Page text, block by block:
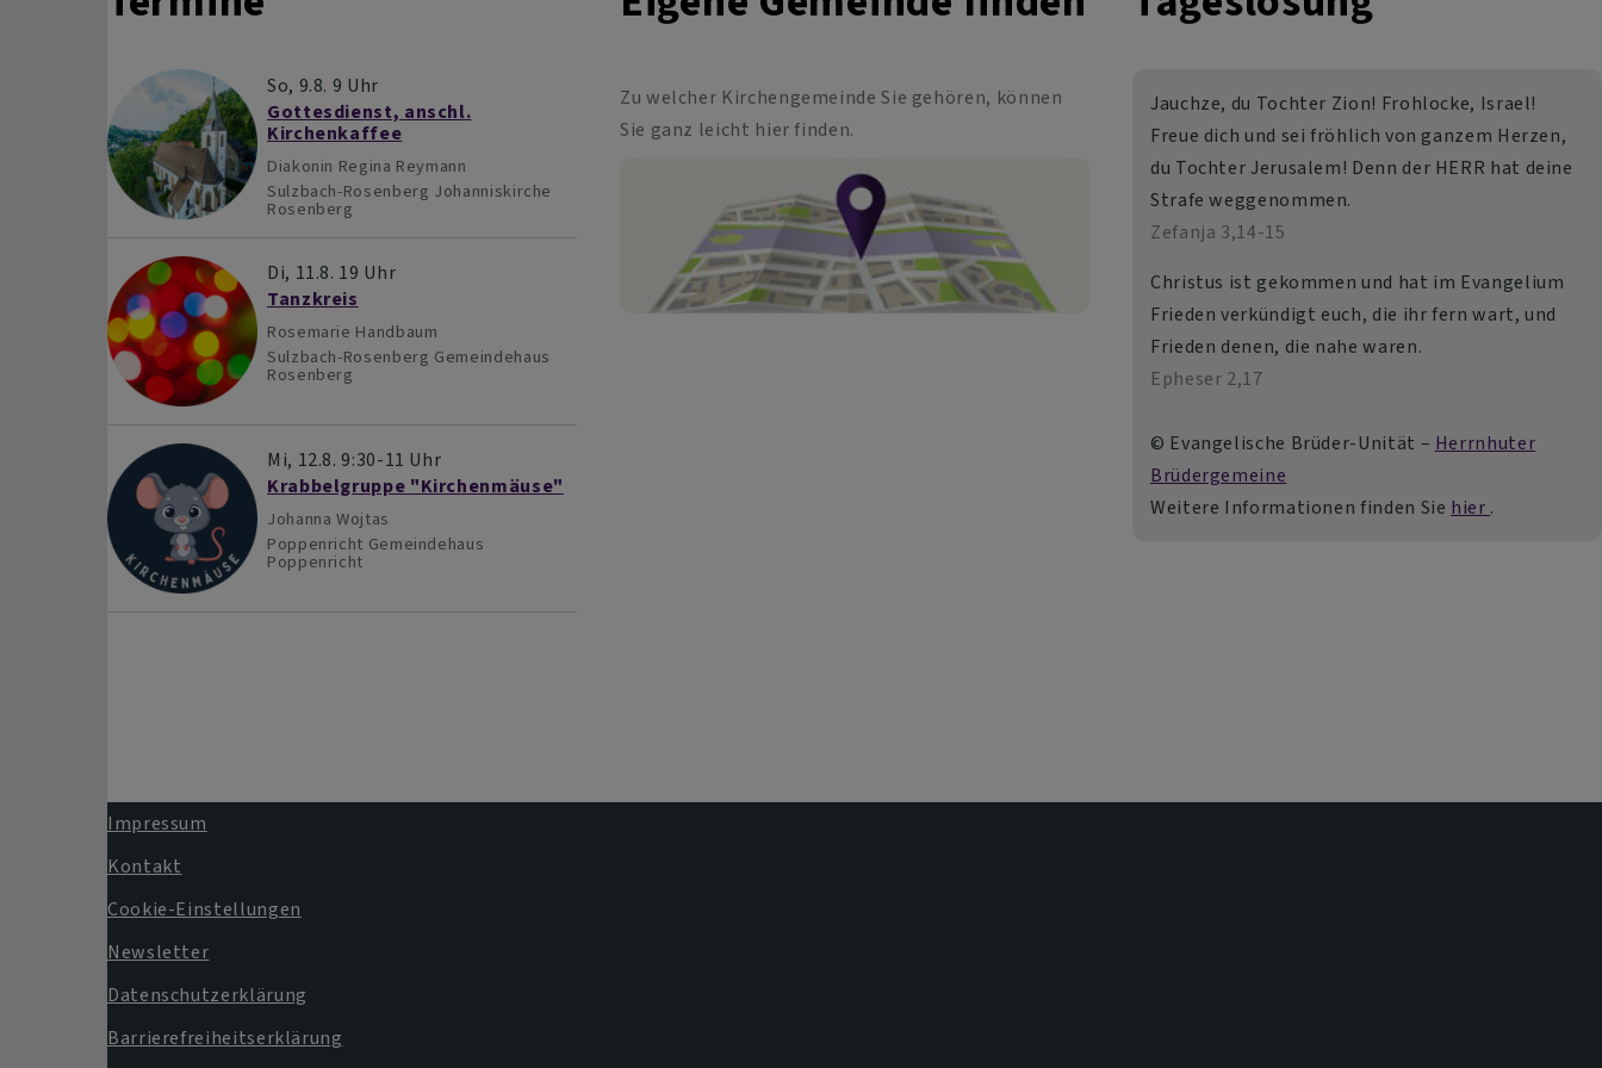
So, 9.8. 9 Uhr
Gottesdienst, anschl.
Kirchenkaffee
Diakonin Regina Reymann
Sulzbach-Rosenberg Johanniskirche
Rosenberg
Di, 11.8. 19 Uhr
Tanzkreis
Rosemarie Handbaum
Sulzbach-Rosenberg Gemeindehaus
Rosenberg
Mi, 12.8. 9:30-11 Uhr
Krabbelgruppe "Kirchenmäuse"
Johanna Wojtas
Poppenricht Gemeindehaus
Poppenricht
Zu welcher Kirchengemeinde Sie gehören, können
Sie ganz leicht hier finden.
Jauchze, du Tochter Zion! Frohlocke, Israel!
Freue dich und sei fröhlich von ganzem Herzen,
du Tochter Jerusalem! Denn der HERR hat deine
Strafe weggenommen.
Zefanja 3,14-15
Christus ist gekommen und hat im Evangelium
Frieden verkündigt euch, die ihr fern wart, und
Frieden denen, die nahe waren.
Epheser 2,17
© Evangelische Brüder-Unität – Herrnhuter
Brüdergemeine
Weitere Informationen finden Sie hier .
Fußbereichsmenü
Impressum
Kontakt
Cookie-Einstellungen
Newsletter
Datenschutzerklärung
Barrierefreiheitserklärung